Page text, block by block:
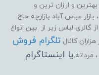
و ارزان ترین و
عباس آباد بازارچه حاج
لباس زیر از بین انواع
کانال تلگرام فروش
مردانه.یا اینستاگرام